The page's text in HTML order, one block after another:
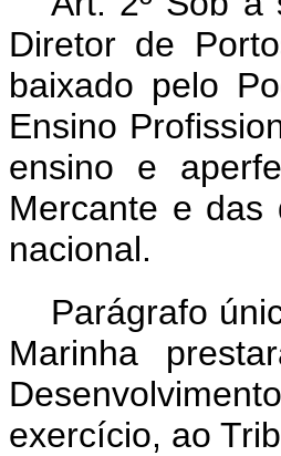
Diretor de
baixado pelo
Ensino
ensino e
Mercante e das
nacional.
Parágrafo
Marinha
exercício, ao